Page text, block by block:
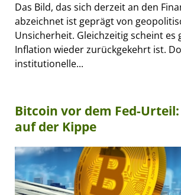
Das Bild, das sich derzeit an den
abzeichnet ist geprägt von
Unsicherheit. Gleichzeitig scheint es
Inflation wieder zurückgekehrt ist.
institutionelle...
Bitcoin vor dem Fed-
auf der Kippe